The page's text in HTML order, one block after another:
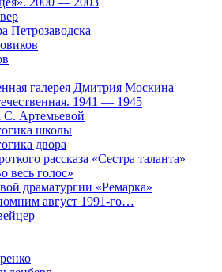
Петрозаводска
галерея Дмитрия Москина
1941 — 1945
С. Артемьевой
школы
двора
рассказа «Сестра таланта»
весь голос»
драматургии «Ремарка»
август 1991-го…